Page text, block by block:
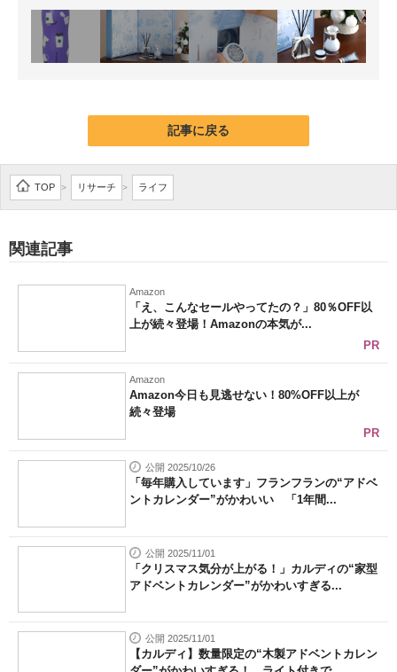
記事に戻る
TOP > リサーチ > ライフ
関連記事
Amazon
「え、こんなセールやってたの？」80％OFF以
上が続々登場！Amazonの本気が...
PR
Amazon
Amazon今日も見逃せない！80%OFF以上が
続々登場
PR
公開 2025/10/26
「毎年購入しています」フランフランの“アドベ
ントカレンダー”がかわいい 「1年間...
公開 2025/11/01
「クリスマス気分が上がる！」カルディの“家型
アドベントカレンダー”がかわいすぎる...
公開 2025/11/01
【カルディ】数量限定の“木製アドベントカレン